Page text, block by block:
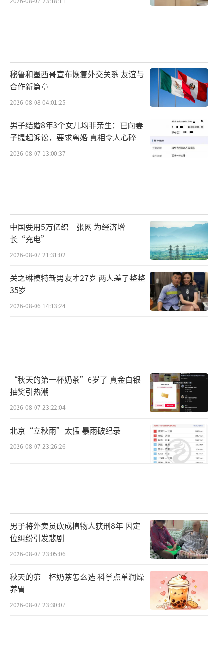
秘鲁和墨西哥宣布恢复外交关系 友谊与
合作新篇章
2026-08-08 04:01:25
男子结婚8年3个女儿均非亲生：已向妻
子提起诉讼，要求离婚 真相令人心碎
2026-08-07 13:00:37
中国要用5万亿织一张网 为经济增
长“充电”
2026-08-07 21:31:02
关之琳模特新男友才27岁 两人差了整整
35岁
2026-08-06 14:13:24
“秋天的第一杯奶茶”6岁了 真金白银
抽奖引热潮
2026-08-07 23:22:04
北京“立秋雨”太猛 暴雨破纪录
2026-08-07 23:26:26
男子将外卖员砍成植物人获刑8年 因定
位纠纷引发悲剧
2026-08-07 23:05:06
秋天的第一杯奶茶怎么选 科学点单润燥
养胃
2026-08-07 23:30:07